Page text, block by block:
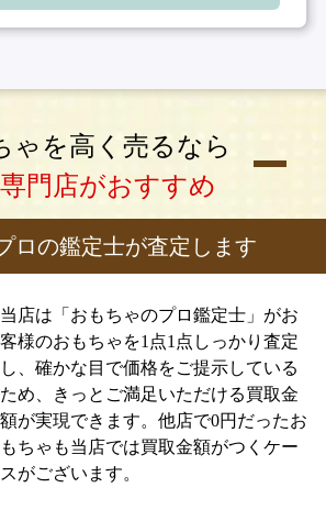
ゃを高く売るなら
門店がおすすめ
ロの鑑定士が査定します
当店は「おもちゃのプロ鑑定士」がお
客様のおもちゃを1点1点しっかり査定
し、確かな目で価格をご提示している
ため、きっとご満足いただける買取金
額が実現できます。他店で0円だったお
もちゃも当店では買取金額がつくケー
スがございます。